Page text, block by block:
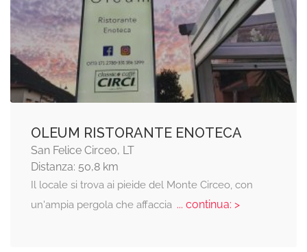
OLEUM RISTORANTE ENOTECA
San Felice Circeo, LT
Distanza: 50,8 km
Il locale si trova ai pieide del Monte Circeo, con
un'ampia pergola che affaccia... continua: >